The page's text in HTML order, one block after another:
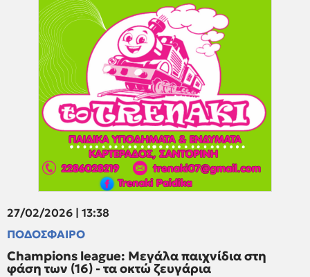
27/02/2026 | 13:38
ΠΟΔΟΣΦΑΙΡΟ
Champions league: Μεγάλα παιχνίδια στη
φάση των (16) - τα οκτώ ζευγάρια